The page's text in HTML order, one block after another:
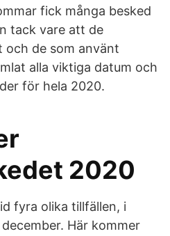
fick många besked
tack vare att de
och de som använt
alla viktiga datum och
för hela 2020.
2020
fyra olika tillfällen, i
Här kommer